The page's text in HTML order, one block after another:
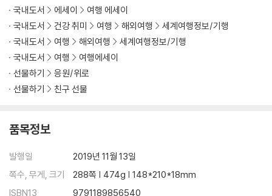
교통사고
PART 4 미국 - 새로운 일상의 적응
서른의 고민
나이에 맞게 산다는 것
블리치로 빨래하기
저 출근 안 하겠습니다
PART 5 다시 한국 - 살아가듯 여행하기
국내도서 에세이
여행 에세이
국내도서
건강 취미 여행 해외여행
세계여행정보/기행
국내도서
여행 해외여행
세계여행정보/기행
국내도서
여행
여행에세이
선물하기
응원/위로
선물하기
친구 선물
품목정보
발행일
2019년 11월 13일
쪽수, 무게, 크기
288쪽 | 474g | 148*210*18mm
ISBN13
9791189856540